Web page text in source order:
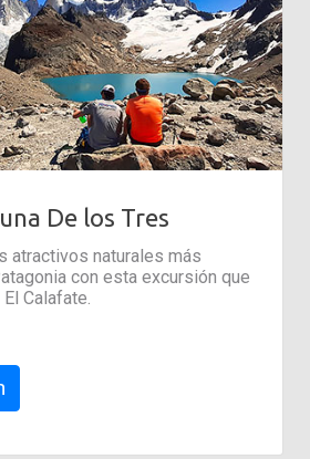
De los Tres
atractivos naturales más
con esta excursión que
Calafate.